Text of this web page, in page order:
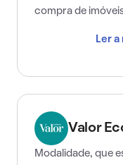
compra de
Ler
Valor
Modalidade, que